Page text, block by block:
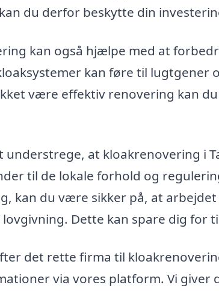
du derfor beskytte din
kan også hjælpe med at
kan føre til lugtgener
være effektiv renovering kan
understrege, at kloakrenovering i
til de lokale forhold og
kan du være sikker på, at
Dette kan spare dig for
det rette firma til
via vores platform. Vi giver